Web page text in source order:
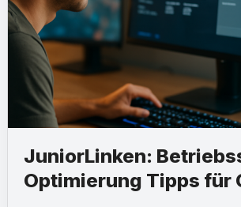
JuniorLinken:
Optimierung Tipps für